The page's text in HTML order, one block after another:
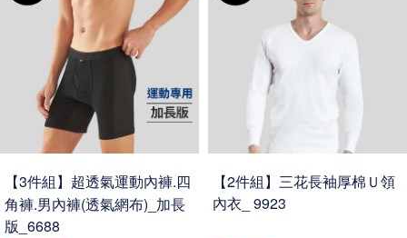
【3件組】超透氣運動內褲.四
角褲.男內褲(透氣網布)_加長
版_6688
【2件組】三花長袖厚棉Ｕ領
內衣_ 9923